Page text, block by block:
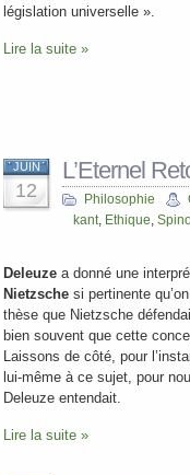
législation universelle ».
Lire la suite »
JUIN
12
L’Eternel
Philosophie
kant, Ethique,
Deleuze a donné une
Nietzsche si pertinente
thèse que Nietzsche
bien souvent que cette
Laissons de côté, pour
lui-même à ce sujet, pour
Deleuze entendait.
Lire la suite »